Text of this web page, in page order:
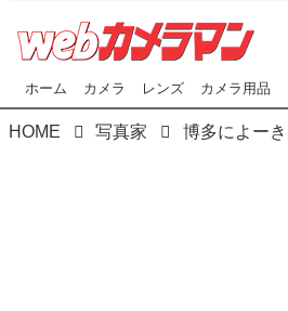
ホーム カメラ レンズ カメラ用品
HOME 写真家